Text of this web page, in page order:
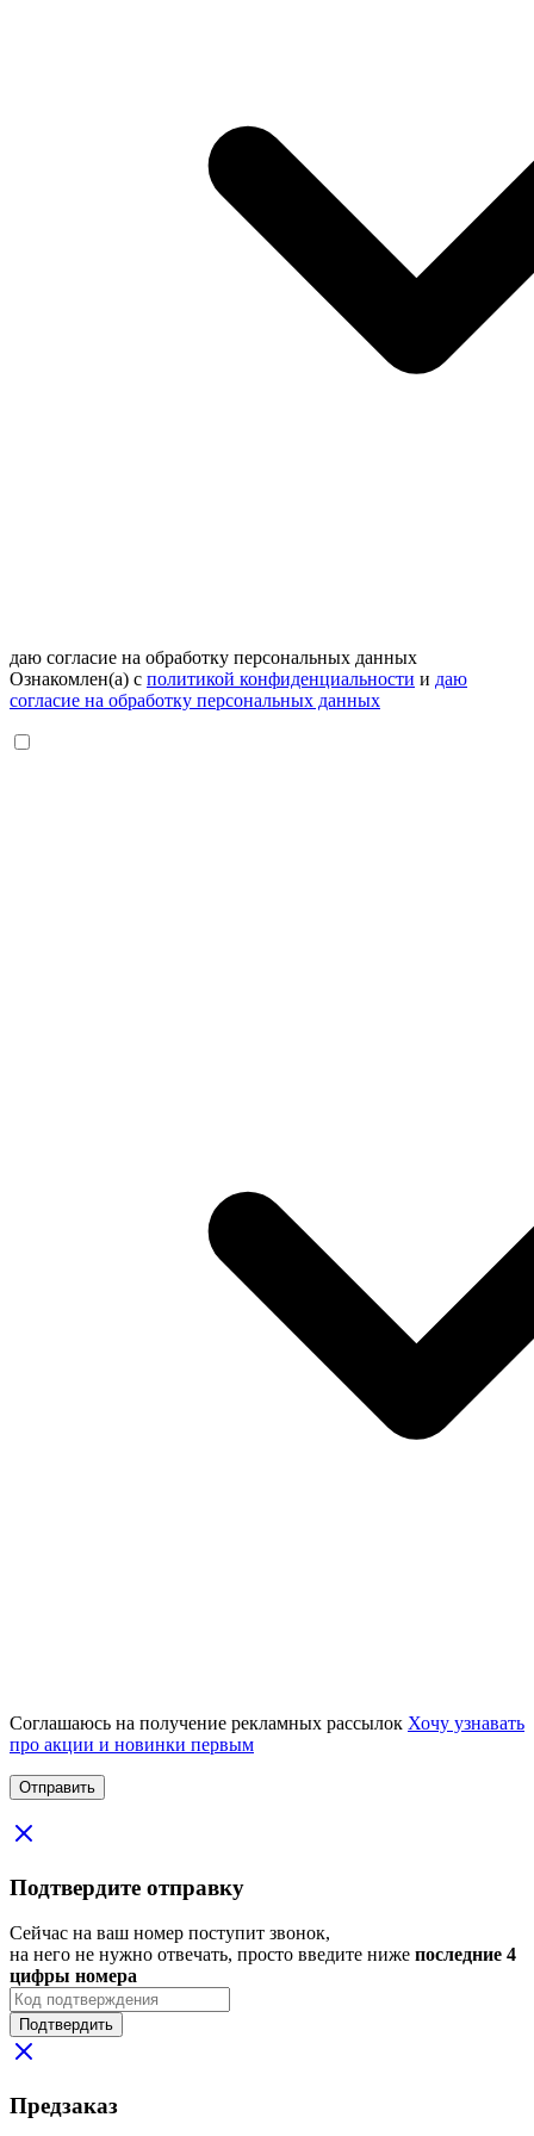
даю согласие на обработку персональных данных
Ознакомлен(а) с политикой конфиденциальности и даю
согласие на обработку персональных данных
Соглашаюсь на получение рекламных рассылок Хочу узнавать
про акции и новинки первым
Подтвердите отправку
Сейчас на ваш номер поступит звонок,
на него не нужно отвечать, просто введите ниже последние 4
цифры номера
Подтвердить
Предзаказ